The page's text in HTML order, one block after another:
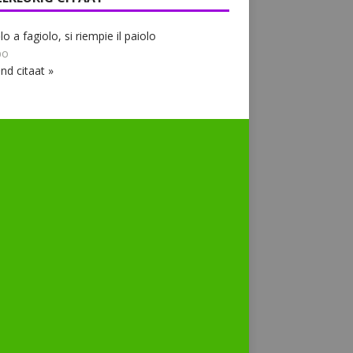
a fagiolo, si riempie il paiolo
citaat »